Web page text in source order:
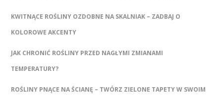
KWITNĄCE ROŚLINY OZDOBNE NA SKALNIAK – ZADBAJ O
KOLOROWE AKCENTY
JAK CHRONIĆ ROŚLINY PRZED NAGŁYMI ZMIANAMI
TEMPERATURY?
ROŚLINY PNĄCE NA ŚCIANĘ – TWÓRZ ZIELONE TAPETY W SWOIM